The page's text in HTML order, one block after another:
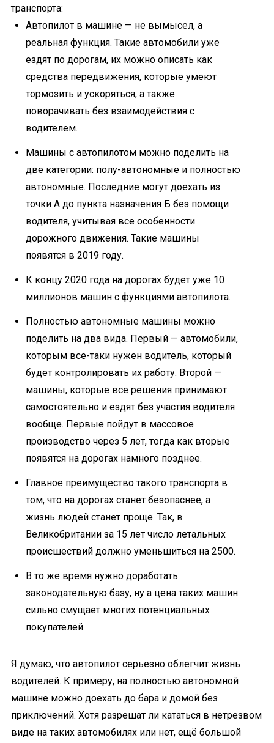
транспорта:
Автопилот в машине — не вымысел, а
реальная функция. Такие автомобили уже
ездят по дорогам, их можно описать как
средства передвижения, которые умеют
тормозить и ускоряться, а также
поворачивать без взаимодействия с
водителем.
Машины с автопилотом можно поделить на
две категории: полу-автономные и полностью
автономные. Последние могут доехать из
точки А до пункта назначения Б без помощи
водителя, учитывая все особенности
дорожного движения. Такие машины
появятся в 2019 году.
К концу 2020 года на дорогах будет уже 10
миллионов машин с функциями автопилота.
Полностью автономные машины можно
поделить на два вида. Первый — автомобили,
которым все-таки нужен водитель, который
будет контролировать их работу. Второй —
машины, которые все решения принимают
самостоятельно и ездят без участия водителя
вообще. Первые пойдут в массовое
производство через 5 лет, тогда как вторые
появятся на дорогах намного позднее.
Главное преимущество такого транспорта в
том, что на дорогах станет безопаснее, а
жизнь людей станет проще. Так, в
Великобритании за 15 лет число летальных
происшествий должно уменьшиться на 2500.
В то же время нужно доработать
законодательную базу, ну а цена таких машин
сильно смущает многих потенциальных
покупателей.
Я думаю, что автопилот серьезно облегчит жизнь
водителей. К примеру, на полностью автономной
машине можно доехать до бара и домой без
приключений. Хотя разрешат ли кататься в нетрезвом
виде на таких автомобилях или нет, ещё большой